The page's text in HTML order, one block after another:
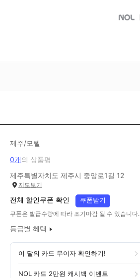
NOL
제주/모텔
0개의 상품평
제주특별자치도 제주시 중앙로1길 12
지도보기
전체 할인쿠폰 확인 쿠폰받기
쿠폰은 발급수량에 따라 조기마감 될 수 있습니다.
등급별 혜택
이 달의 카드 무이자 확인하기!
NOL 카드 2만원 캐시백 이벤트